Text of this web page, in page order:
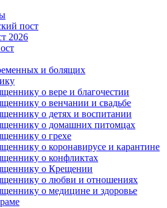
пост
2026
и болящих
о вере и благочестии
о венчании и свадьбе
о детях и воспитании
о домашних питомцах
о грехе
о коронавирусе и карантине
о конфликтах
о Крещении
о любви и отношениях
о медицине и здоровье